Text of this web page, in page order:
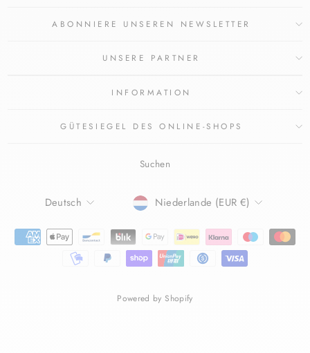
ABONNIERE UNSEREN NEWSLETTER
UNSERE PARTNER
INFORMATION
GÜTESIEGEL DES ONLINE-SHOPS
Suchen
SPRACHE
Deutsch WÄHRUNG
Niederlande (EUR €)
Powered by Shopify